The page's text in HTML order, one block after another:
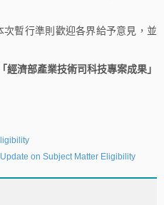
暫行準則歡迎各界給予意見，並
經濟部產業技術司科技專案成果」
on Subject Matter Eligibility